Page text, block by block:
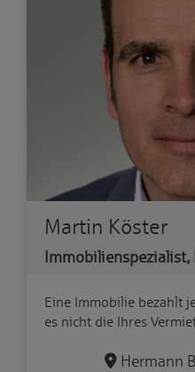
Martin Köster
Eine Immobilie bezahlt
es nicht die Ihres
Hermann